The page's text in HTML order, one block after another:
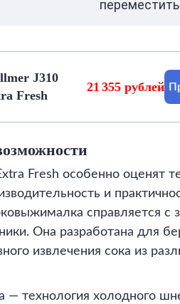
J310
Fresh
21 355 рублей
Fresh особенно оценят
и
справляется с
Она разработана для
извлечения сока из
— технология холодного